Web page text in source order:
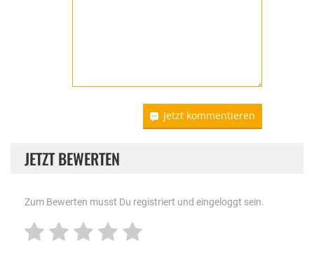
Jetzt kommentieren
JETZT BEWERTEN
Zum Bewerten musst Du registriert und eingeloggt sein.